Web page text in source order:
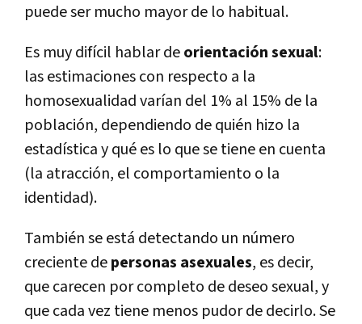
puede ser mucho mayor de lo habitual.
Es muy difícil hablar deorientación sexual:
las estimaciones con respecto a la
homosexualidad varían del 1% al 15% de la
población, dependiendo de quién hizo la
estadística y qué es lo que se tiene en cuenta
(la atracción, el comportamiento o la
identidad).
También se está detectando un número
creciente depersonas asexuales, es decir,
que carecen por completo de deseo sexual, y
que cada vez tiene menos pudor de decirlo. Se